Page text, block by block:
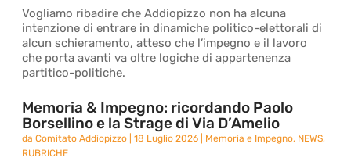
Vogliamo ribadire che Addiopizzo non ha alcuna
intenzione di entrare in dinamiche politico-elettorali di
alcun schieramento, atteso che l’impegno e il lavoro
che porta avanti va oltre logiche di appartenenza
partitico-politiche.
Memoria & Impegno: ricordando Paolo
Borsellino e la Strage di Via D’Amelio
daComitato Addiopizzo |18 Luglio 2026 Memoria e Impegno, NEWS,
RUBRICHE